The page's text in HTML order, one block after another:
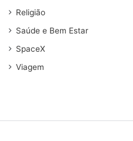
Religião
Saúde e Bem Estar
SpaceX
Viagem